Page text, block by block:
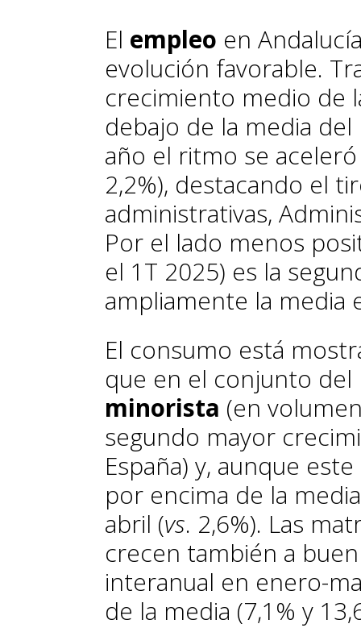
El empleo en
evolución favorable.
crecimiento medio de
debajo de la media del
año el ritmo se
2,2%), destacando el
administrativas,
Por el lado menos
el 1T 2025) es la
ampliamente la media
El consumo está
que en el conjunto del
minorista (en
segundo mayor
España) y, aunque
por encima de la
abril (vs. 2,6%). Las
crecen también a
interanual en enero-
de la media (7,1% y